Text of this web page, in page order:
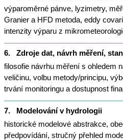
výparoměrné pánve, lyzimetry,
Granier a HFD metoda, eddy
intenzity výparu z
6.
Zdroje dat, návrh měření,
filosofie návrhu měření s ohledem
veličinu, volbu metody/principu,
trvání monitoringu a dostupnost
7.
Modelování v hydrologii
historické modelové abstrakce,
předpovídání, stručný přehled